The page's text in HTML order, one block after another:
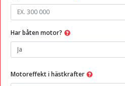
Har båten motor?
Motoreffekt i hästkrafter